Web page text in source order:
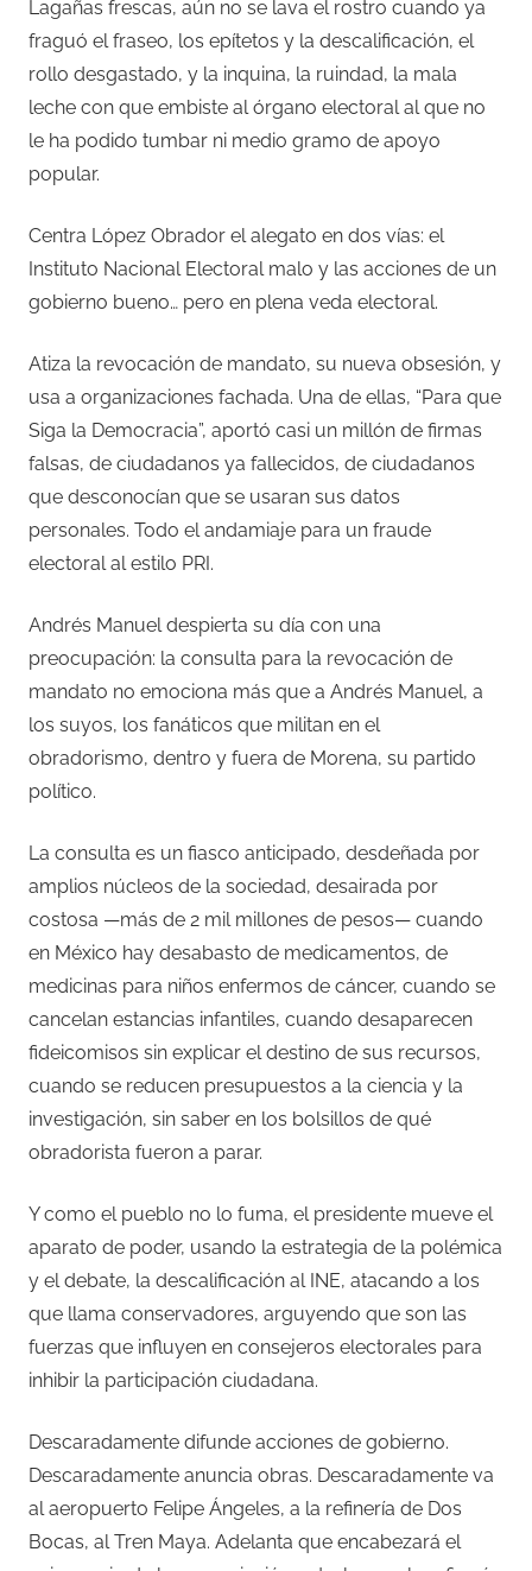
Lagañas frescas, aún no se lava el rostro cuando ya
fraguó el fraseo, los epítetos y la descalificación, el
rollo desgastado, y la inquina, la ruindad, la mala
leche con que embiste al órgano electoral al que no
le ha podido tumbar ni medio gramo de apoyo
popular.
Centra López Obrador el alegato en dos vías: el
Instituto Nacional Electoral malo y las acciones de un
gobierno bueno… pero en plena veda electoral.
Atiza la revocación de mandato, su nueva obsesión, y
usa a organizaciones fachada. Una de ellas, “Para que
Siga la Democracia”, aportó casi un millón de firmas
falsas, de ciudadanos ya fallecidos, de ciudadanos
que desconocían que se usaran sus datos
personales. Todo el andamiaje para un fraude
electoral al estilo PRI.
Andrés Manuel despierta su día con una
preocupación: la consulta para la revocación de
mandato no emociona más que a Andrés Manuel, a
los suyos, los fanáticos que militan en el
obradorismo, dentro y fuera de Morena, su partido
político.
La consulta es un fiasco anticipado, desdeñada por
amplios núcleos de la sociedad, desairada por
costosa —más de 2 mil millones de pesos— cuando
en México hay desabasto de medicamentos, de
medicinas para niños enfermos de cáncer, cuando se
cancelan estancias infantiles, cuando desaparecen
fideicomisos sin explicar el destino de sus recursos,
cuando se reducen presupuestos a la ciencia y la
investigación, sin saber en los bolsillos de qué
obradorista fueron a parar.
Y como el pueblo no lo fuma, el presidente mueve el
aparato de poder, usando la estrategia de la polémica
y el debate, la descalificación al INE, atacando a los
que llama conservadores, arguyendo que son las
fuerzas que influyen en consejeros electorales para
inhibir la participación ciudadana.
Descaradamente difunde acciones de gobierno.
Descaradamente anuncia obras. Descaradamente va
al aeropuerto Felipe Ángeles, a la refinería de Dos
Bocas, al Tren Maya. Adelanta que encabezará el